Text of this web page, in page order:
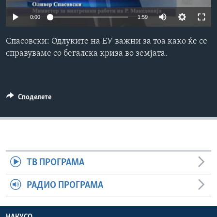
ИНТЕРВЈУА
Јазици
0:00 1:59
Спасовски: Одлуките на ЕУ важни за тоа како ќе се
спрaвуваме со бегалска криза во земјата.
Споделете
ТВ ПРОГРАМА
РАДИО ПРОГРАМА